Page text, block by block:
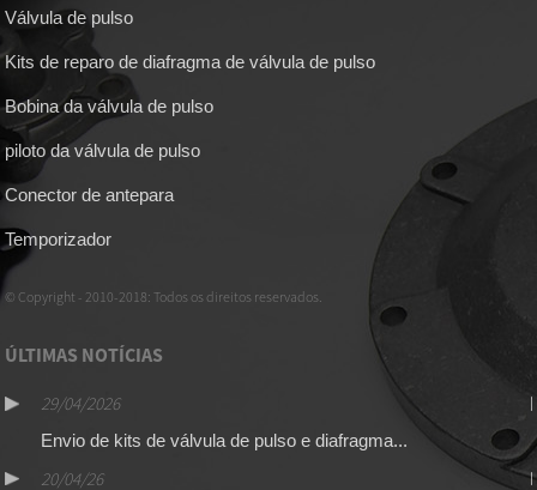
Válvula de pulso
Kits de reparo de diafragma de válvula de pulso
Bobina da válvula de pulso
piloto da válvula de pulso
Conector de antepara
Temporizador
© Copyright - 2010-2018: Todos os direitos reservados.
ÚLTIMAS NOTÍCIAS
29/04/2026
Envio de kits de válvula de pulso e diafragma...
20/04/26